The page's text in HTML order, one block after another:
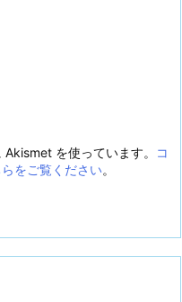
を使っています。
コ
をご覧ください。